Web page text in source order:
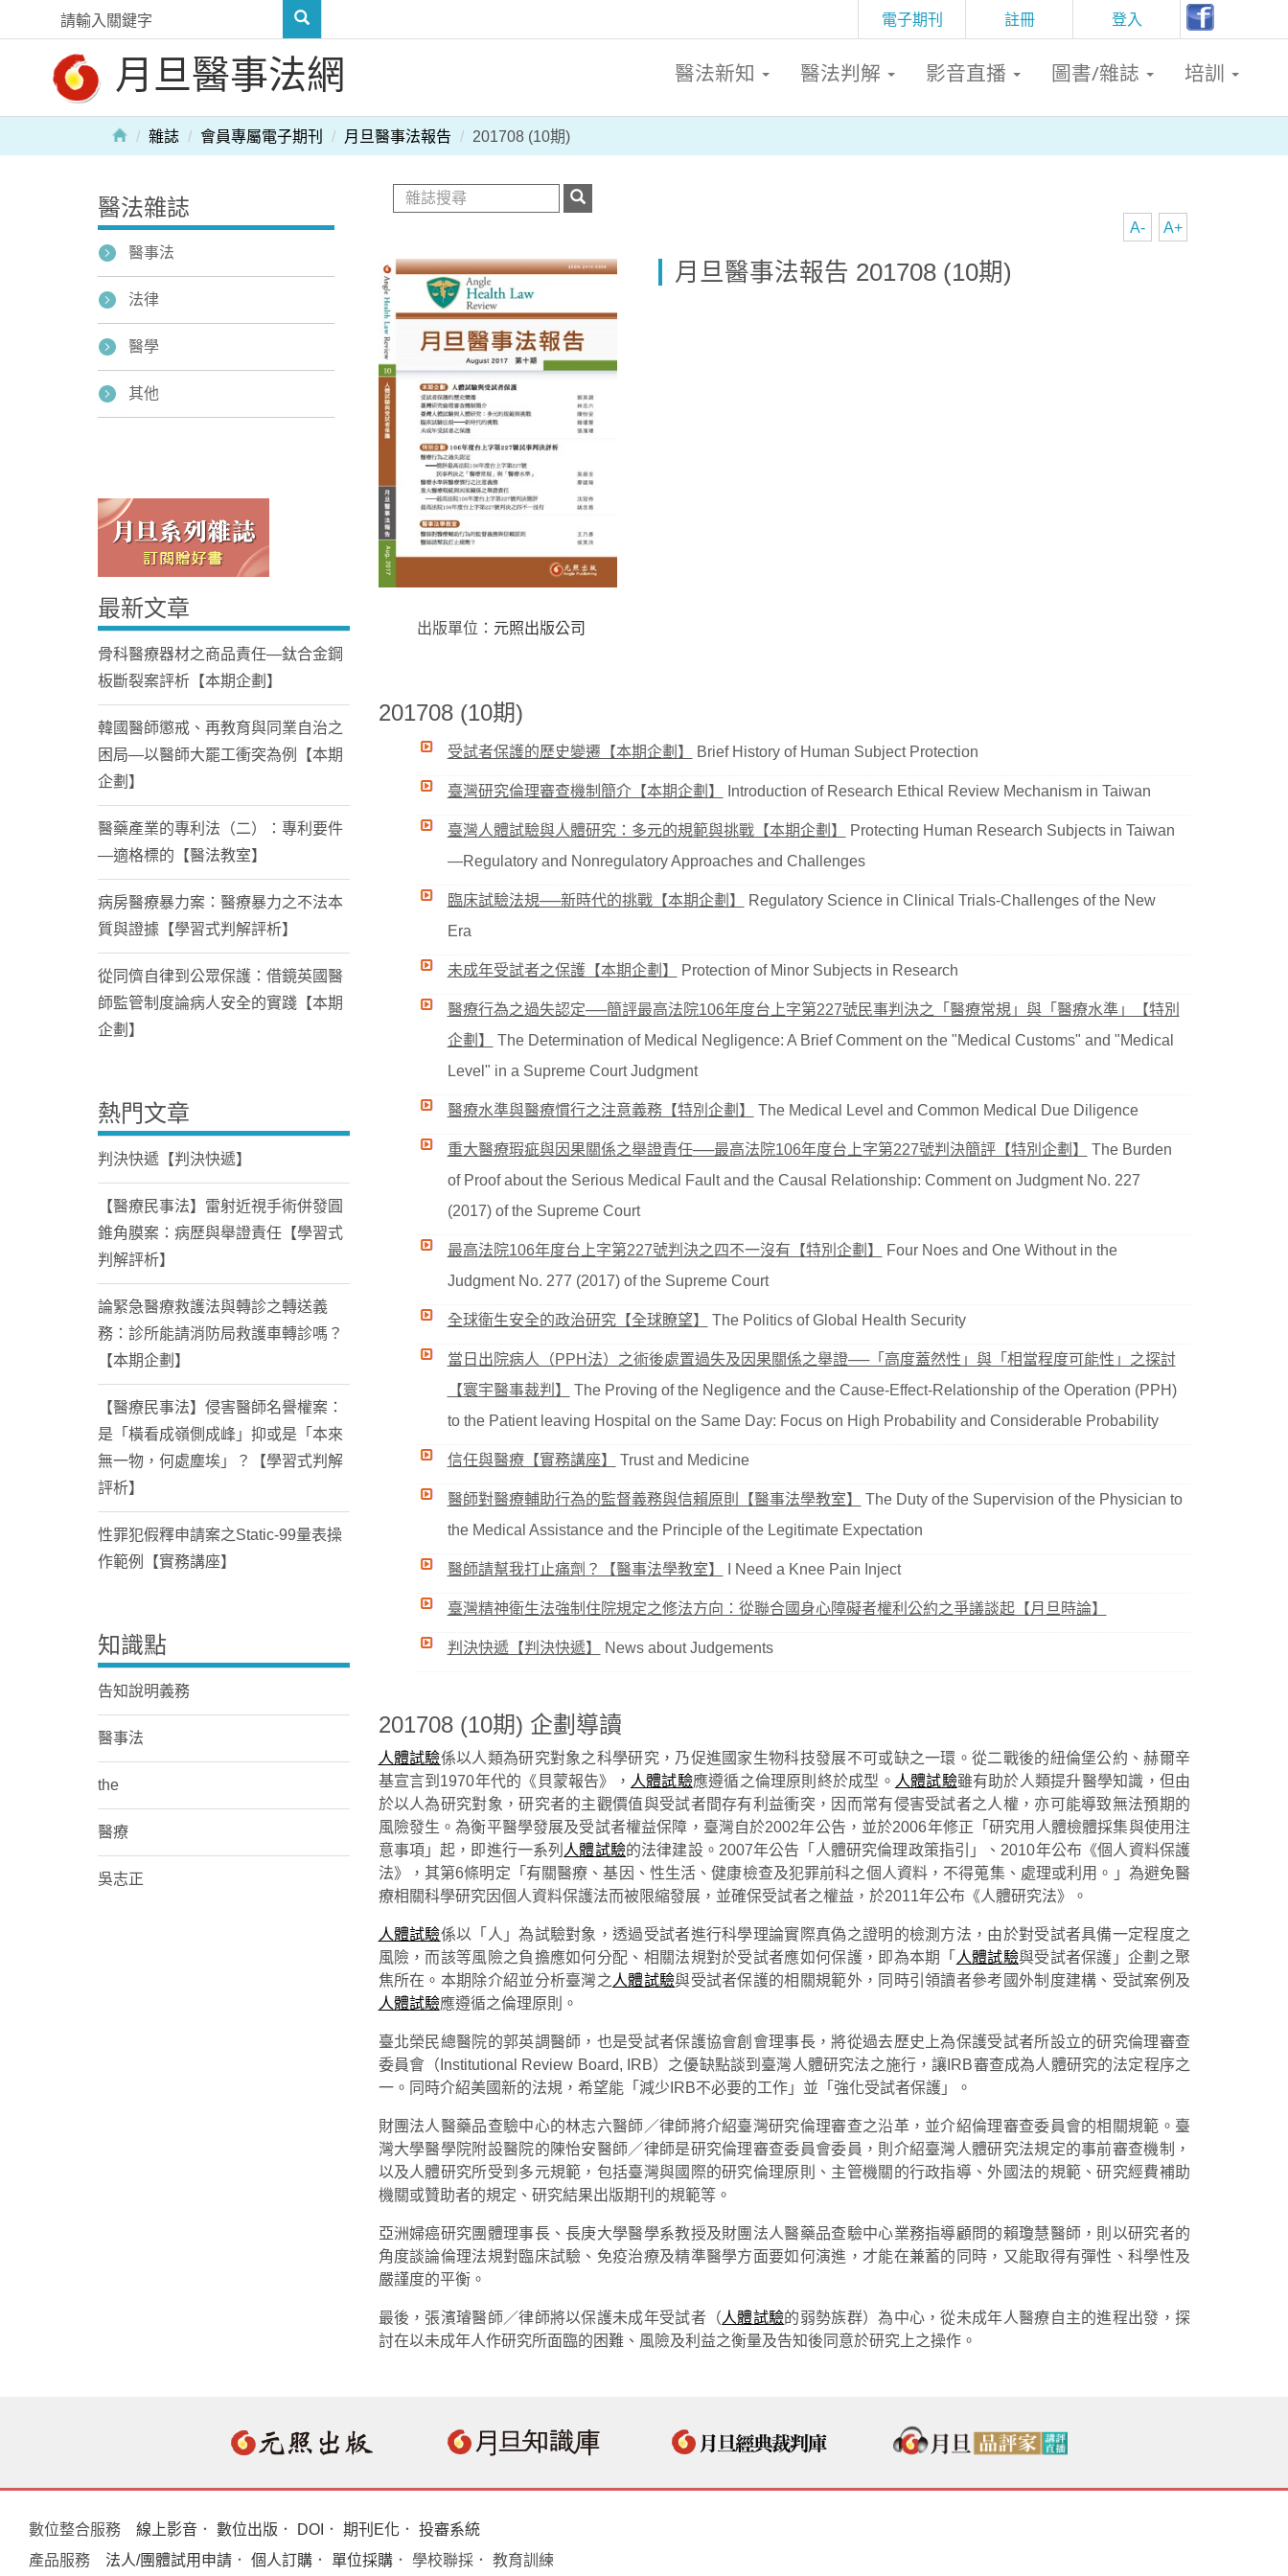
註冊 登入
電子期刊
月旦醫事法網 醫法新知 醫法判解 影音直播 圖書/雜誌 培訓
Home
雜誌 會員專屬電子期刊 月旦醫事法報告 201708 (10期)
A+
A-
出版單位： 元照出版公司
月旦醫事法報告 201708 (10期)
201708 (10期)
受試者保護的歷史變遷【本期企劃】 Brief History of Human Subject Protection
臺灣研究倫理審查機制簡介【本期企劃】 Introduction of Research Ethical Review Mechanism in Taiwan
臺灣人體試驗與人體研究：多元的規範與挑戰【本期企劃】
Protecting Human Research Subjects in Taiwan
—Regulatory and Nonregulatory Approaches and Challenges
臨床試驗法規──新時代的挑戰【本期企劃】
Regulatory Science in Clinical Trials-Challenges of the New
Era
未成年受試者之保護【本期企劃】 Protection of Minor Subjects in Research
醫療行為之過失認定──簡評最高法院106年度台上字第227號民事判決之「醫療常規」與「醫療水準」【特別
企劃】
The Determination of Medical Negligence: A Brief Comment on the "Medical Customs" and "Medical
Level" in a Supreme Court Judgment
醫療水準與醫療慣行之注意義務【特別企劃】 The Medical Level and Common Medical Due Diligence
重大醫療瑕疵與因果關係之舉證責任──最高法院106年度台上字第227號判決簡評【特別企劃】
The Burden
of Proof about the Serious Medical Fault and the Causal Relationship: Comment on Judgment No. 227
(2017) of the Supreme Court
最高法院106年度台上字第227號判決之四不一沒有【特別企劃】
Four Noes and One Without in the
Judgment No. 277 (2017) of the Supreme Court
全球衛生安全的政治研究【全球瞭望】 The Politics of Global Health Security
當日出院病人（PPH法）之術後處置過失及因果關係之舉證──「高度蓋然性」與「相當程度可能性」之探討
【寰宇醫事裁判】
The Proving of the Negligence and the Cause-Effect-Relationship of the Operation (PPH)
to the Patient leaving Hospital on the Same Day: Focus on High Probability and Considerable Probability
信任與醫療【實務講座】 Trust and Medicine
醫師對醫療輔助行為的監督義務與信賴原則【醫事法學教室】
The Duty of the Supervision of the Physician to
the Medical Assistance and the Principle of the Legitimate Expectation
醫師請幫我打止痛劑？【醫事法學教室】 I Need a Knee Pain Inject
臺灣精神衛生法強制住院規定之修法方向：從聯合國身心障礙者權利公約之爭議談起【月旦時論】
判決快遞【判決快遞】 News about Judgements
201708 (10期) 企劃導讀
人體試驗係以人類為研究對象之科學研究，乃促進國家生物科技發展不可或缺之一環。從二戰後的紐倫堡公約、赫爾辛
基宣言到1970年代的《貝蒙報告》， 人體試驗應遵循之倫理原則終於成型。 人體試驗雖有助於人類提升醫學知識，但由
於以人為研究對象，研究者的主觀價值與受試者間存有利益衝突，因而常有侵害受試者之人權，亦可能導致無法預期的
風險發生。為衡平醫學發展及受試者權益保障，臺灣自於2002年公告，並於2006年修正「研究用人體檢體採集與使用注
意事項」起，即進行一系列 人體試驗的法律建設。2007年公告「人體研究倫理政策指引」、2010年公布《個人資料保護
法》，其第6條明定「有關醫療、基因、性生活、健康檢查及犯罪前科之個人資料，不得蒐集、處理或利用。」為避免醫
療相關科學研究因個人資料保護法而被限縮發展，並確保受試者之權益，於2011年公布《人體研究法》。
人體試驗係以「人」為試驗對象，透過受試者進行科學理論實際真偽之證明的檢測方法，由於對受試者具備一定程度之
風險，而該等風險之負擔應如何分配、相關法規對於受試者應如何保護，即為本期「 人體試驗與受試者保護」企劃之聚
焦所在。本期除介紹並分析臺灣之 人體試驗與受試者保護的相關規範外，同時引領讀者參考國外制度建構、受試案例及
人體試驗應遵循之倫理原則。
臺北榮民總醫院的郭英調醫師，也是受試者保護協會創會理事長，將從過去歷史上為保護受試者所設立的研究倫理審查
委員會（Institutional Review Board, IRB）之優缺點談到臺灣人體研究法之施行，讓IRB審查成為人體研究的法定程序之
一。同時介紹美國新的法規，希望能「減少IRB不必要的工作」並「強化受試者保護」。
財團法人醫藥品查驗中心的林志六醫師／律師將介紹臺灣研究倫理審查之沿革，並介紹倫理審查委員會的相關規範。臺
灣大學醫學院附設醫院的陳怡安醫師／律師是研究倫理審查委員會委員，則介紹臺灣人體研究法規定的事前審查機制，
以及人體研究所受到多元規範，包括臺灣與國際的研究倫理原則、主管機關的行政指導、外國法的規範、研究經費補助
機關或贊助者的規定、研究結果出版期刊的規範等。
亞洲婦癌研究團體理事長、長庚大學醫學系教授及財團法人醫藥品查驗中心業務指導顧問的賴瓊慧醫師，則以研究者的
角度談論倫理法規對臨床試驗、免疫治療及精準醫學方面要如何演進，才能在兼蓄的同時，又能取得有彈性、科學性及
嚴謹度的平衡。
最後，張濱璿醫師／律師將以保護未成年受試者（人體試驗的弱勢族群）為中心，從未成年人醫療自主的進程出發，探
討在以未成年人作研究所面臨的困難、風險及利益之衡量及告知後同意於研究上之操作。
醫法雜誌
醫事法
法律
醫學
其他
最新文章
骨科醫療器材之商品責任—鈦合金鋼
板斷裂案評析【本期企劃】
韓國醫師懲戒、再教育與同業自治之
困局—以醫師大罷工衝突為例【本期
企劃】
醫藥產業的專利法（二）：專利要件
—適格標的【醫法教室】
病房醫療暴力案：醫療暴力之不法本
質與證據【學習式判解評析】
從同儕自律到公眾保護：借鏡英國醫
師監管制度論病人安全的實踐【本期
企劃】
熱門文章
判決快遞【判決快遞】
【醫療民事法】雷射近視手術併發圓
錐角膜案：病歷與舉證責任【學習式
判解評析】
論緊急醫療救護法與轉診之轉送義
務：診所能請消防局救護車轉診嗎？
【本期企劃】
【醫療民事法】侵害醫師名譽權案：
是「橫看成嶺側成峰」抑或是「本來
無一物，何處塵埃」？【學習式判解
評析】
性罪犯假釋申請案之Static-99量表操
作範例【實務講座】
知識點
告知說明義務
醫事法
the
醫療
吳志正
數位整合服務 線上影音 ． 數位出版 ． DOI ． 期刊E化 ． 投審系統
產品服務
法人/團體試用申請 ． 個人訂購 ． 單位採購 ． 學校聯採． 教育訓練